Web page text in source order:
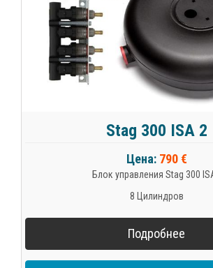
Stag 300 ISA 2
Цена: 790 €
Блок управления Stag 300
8 Цилиндров
Подробнее